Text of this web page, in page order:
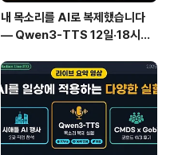
내 목소리를 AI로 복제했습니다
— Qwen3-TTS 12일·18시간